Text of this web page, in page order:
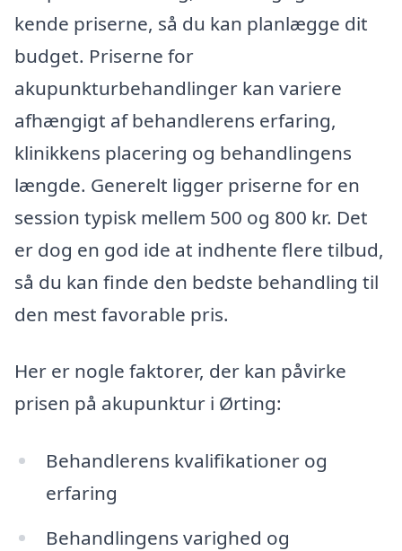
kende priserne, så du kan planlægge dit
budget. Priserne for
akupunkturbehandlinger kan variere
afhængigt af behandlerens erfaring,
klinikkens placering og behandlingens
længde. Generelt ligger priserne for en
session typisk mellem 500 og 800 kr. Det
er dog en god ide at indhente flere tilbud,
så du kan finde den bedste behandling til
den mest favorable pris.
Her er nogle faktorer, der kan påvirke
prisen på akupunktur i Ørting:
Behandlerens kvalifikationer og
erfaring
Behandlingens varighed og